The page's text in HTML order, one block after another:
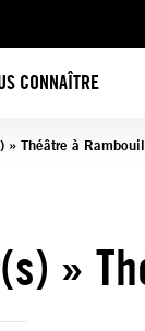
CONNAÎTRE
» Théâtre à
»